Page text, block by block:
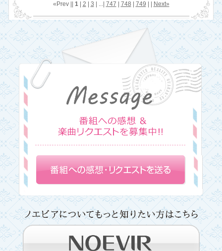
«Prev || 1| 2 3 | ...| 747 748 749 Next»